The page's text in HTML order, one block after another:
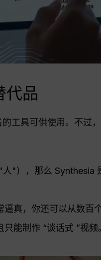
代品
工具可供使用。不过
"），那么 Synthesia
逼真，你还可以从数百
只能制作 “谈话式 ”视